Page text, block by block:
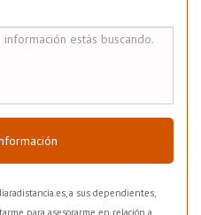
a sus dependientes,
para asesorarme en relación a